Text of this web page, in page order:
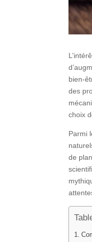
bien-
des
choix
Parmi
de